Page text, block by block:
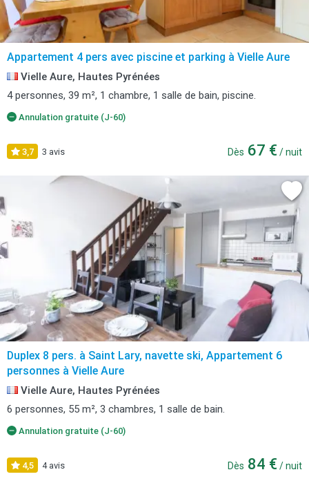
Appartement 4 pers avec piscine et parking à Vielle Aure
Vielle Aure, Hautes Pyrénées
4 personnes, 39 m², 1 chambre, 1 salle de bain, piscine.
Annulation gratuite (J-60)
3,7 3 avis Dès 67 € / nuit
Duplex 8 pers. à Saint Lary, navette ski, Appartement 6
personnes à Vielle Aure
Vielle Aure, Hautes Pyrénées
6 personnes, 55 m², 3 chambres, 1 salle de bain.
Annulation gratuite (J-60)
4,5 4 avis Dès 84 € / nuit